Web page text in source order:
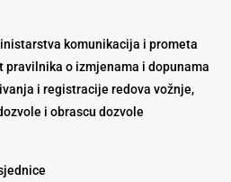
komunikacija i prometa
pravilnika o izmjenama i dopunama
i registracije redova vožnje,
i obrascu dozvole